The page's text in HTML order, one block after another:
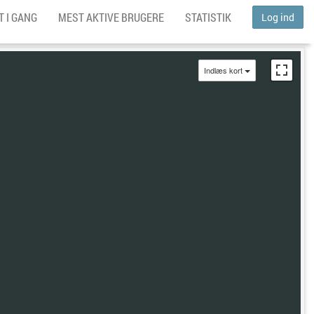
Log ind
I GANG MEST AKTIVE BRUGERE STATISTIK
Indlæs kort